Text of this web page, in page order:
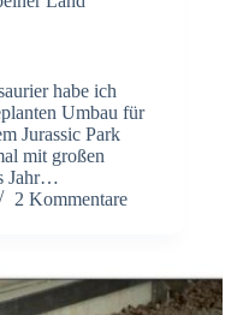
habe ich
Umbau für
Jurassic Park
mit großen
Jahr…
2 Kommentare